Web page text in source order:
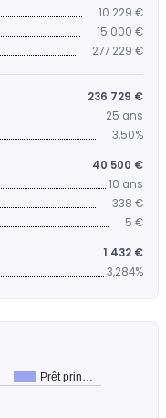
10 229 €
15 000 €
277 229 €
236 729 €
25 ans
3,50%
40 500 €
10 ans
338 €
5 €
1 432 €
3,284%
Prêt prin…